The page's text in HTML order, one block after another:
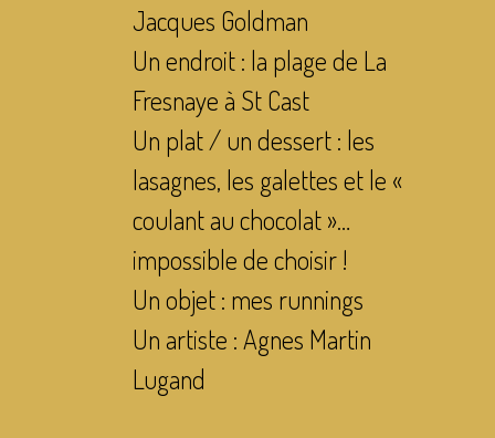
Jacques Goldman
Un endroit : la plage de La
Fresnaye à St Cast
Un plat / un dessert : les
lasagnes, les galettes et le «
coulant au chocolat »…
impossible de choisir !
Un objet : mes runnings
Un artiste : Agnes Martin
Lugand